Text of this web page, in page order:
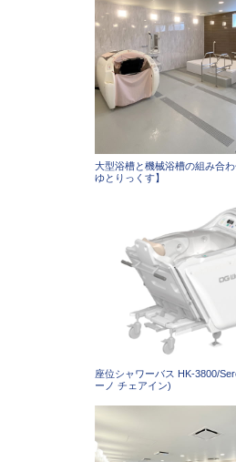
大型浴槽と機械浴槽の組み合
ゆとりっくす】
座位シャワーバス HK-3800/
ーノ チェアイン)